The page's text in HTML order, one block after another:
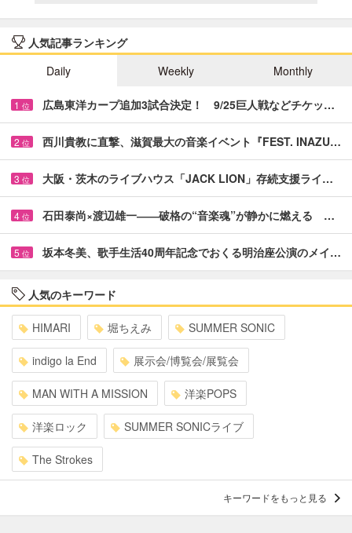
人気記事ランキング
Daily
Weekly Monthly
1 位 広島東洋カープ追加3試合決定！ 9/25巨人戦などチケッ…
2 位 西川貴教に直撃、滋賀最大の音楽イベント『FEST. INAZU…
3 位 大阪・茨木のライブハウス「JACK LION」存続支援ライ…
4 位 石田泰尚×渡辺雄一――破格の“音楽魂”が静かに燃える …
5 位 坂本冬美、歌手生活40周年記念でおくる明治座公演のメイ…
人気のキーワード
HIMARI 堀ちえみ SUMMER SONIC
indigo la End 展示会/博覧会/展覧会
MAN WITH A MISSION 洋楽POPS
洋楽ロック SUMMER SONICライブ
The Strokes
キーワードをもっと見る